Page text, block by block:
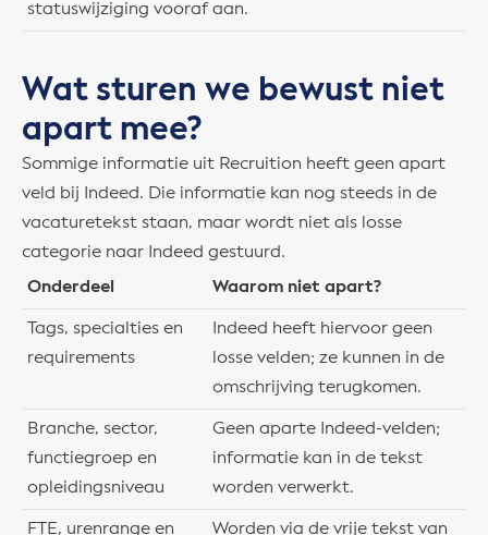
statuswijziging vooraf aan.
Wat sturen we bewust niet
apart mee?
Sommige informatie uit Recruition heeft geen apart
veld bij Indeed. Die informatie kan nog steeds in de
vacaturetekst staan, maar wordt niet als losse
categorie naar Indeed gestuurd.
Onderdeel
Waarom niet apart?
Tags, specialties en
requirements
Indeed heeft hiervoor geen
losse velden; ze kunnen in de
omschrijving terugkomen.
Branche, sector,
functiegroep en
opleidingsniveau
Geen aparte Indeed-velden;
informatie kan in de tekst
worden verwerkt.
FTE, urenrange en Worden via de vrije tekst van